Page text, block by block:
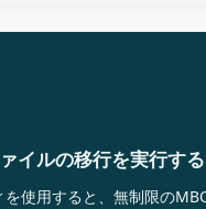
イルの移行を実行する
使用すると、無制限の